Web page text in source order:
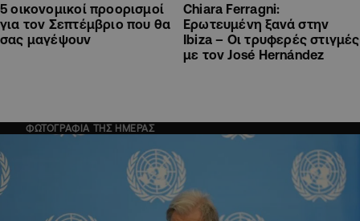
5 οικονομικοί προορισμοί
για τον Σεπτέμβριο που θα
σας μαγέψουν
Chiara Ferragni:
Ερωτευμένη ξανά στην
Ibiza – Οι τρυφερές στιγμές
με τον José Hernández
ΦΩΤΟΓΡΑΦΙΑ ΤΗΣ ΗΜΕΡΑΣ